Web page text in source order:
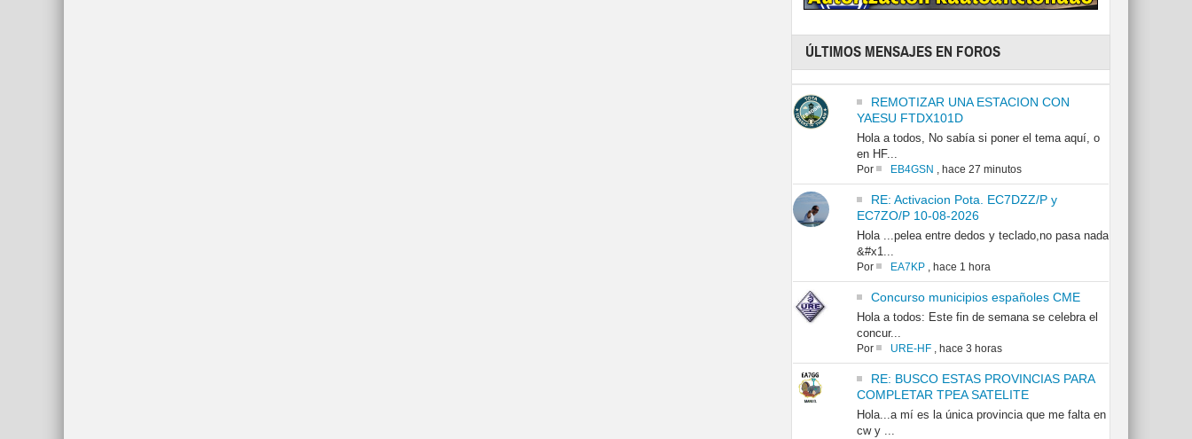
ÚLTIMOS MENSAJES EN FOROS
REMOTIZAR UNA ESTACION CON
YAESU FTDX101D
Hola a todos, No sabía si poner el tema aquí, o
en HF...
Por EB4GSN , hace 27 minutos
RE: Activacion Pota. EC7DZZ/P y
EC7ZO/P 10-08-2026
Hola ...pelea entre dedos y teclado,no pasa nada
&#x1...
Por EA7KP, hace 1 hora
Concurso municipios españoles CME
Hola a todos: Este fin de semana se celebra el
concur...
Por URE-HF, hace 3 horas
RE: BUSCO ESTAS PROVINCIAS PARA
COMPLETAR TPEA SATELITE
Hola...a mí es la única provincia que me falta en
cw y ...